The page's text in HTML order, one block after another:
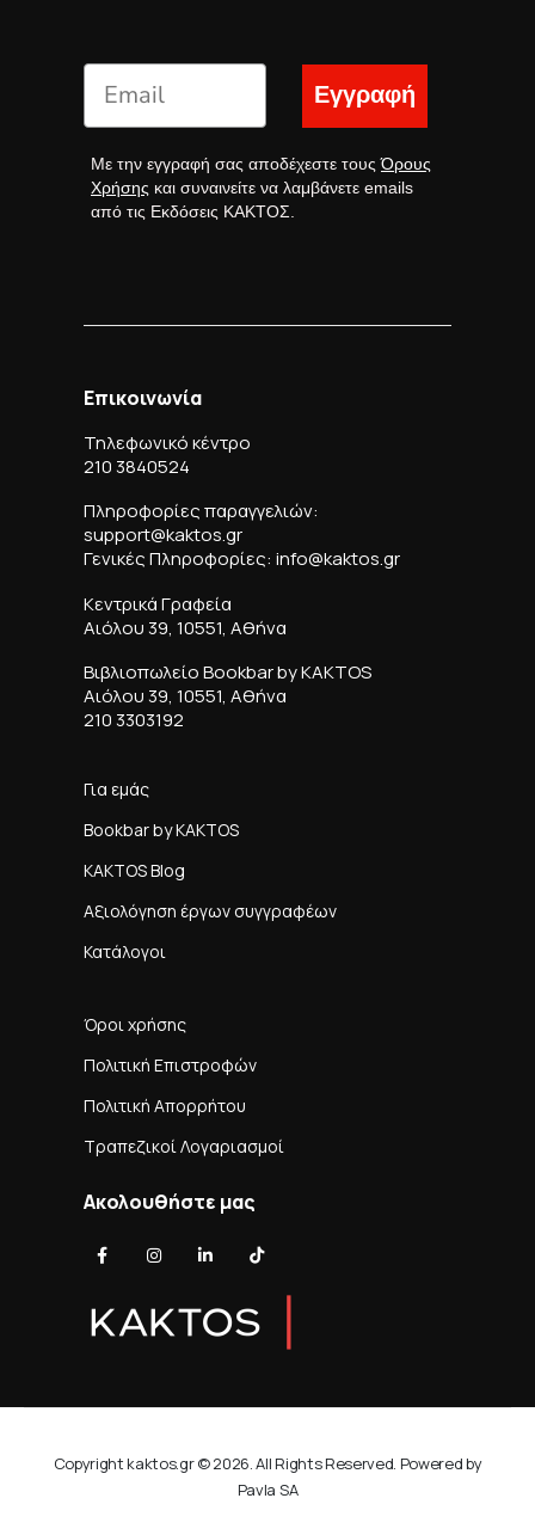
Εγγραφή
Με την εγγραφή σας αποδέχεστε τουςΌρους
Χρήσης και συναινείτε να λαμβάνετε emails
από τις Εκδόσεις ΚΑΚΤΟΣ.
Επικοινωνία
Τηλεφωνικό κέντρο
210 3840524
Πληροφορίες παραγγελιών:
support@kaktos.gr
Γενικές Πληροφορίες: info@kaktos.gr
Κεντρικά Γραφεία
Αιόλου 39, 10551, Αθήνα
Βιβλιοπωλείο Bookbar by KAKTOS
Αιόλου 39, 10551, Αθήνα
210 3303192
Για εμάς
Bookbar by KAKTOS
KAKTOS Blog
Αξιολόγηση έργων συγγραφέων
Κατάλογοι
Όροι χρήσης
Πολιτική Επιστροφών
Πολιτική Απορρήτου
Τραπεζικοί Λογαριασμοί
Ακολουθήστε μας
Copyright kaktos.gr © 2026. All Rights Reserved. Powered by
Pavla SA